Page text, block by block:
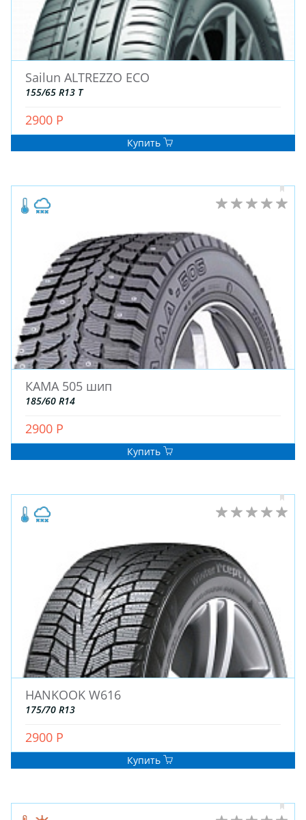
Sailun ALTREZZO ECO
155/65 R13 T
2900 Р
Купить
КАМА 505 шип
185/60 R14
2900 Р
Купить
HANKOOK W616
175/70 R13
2900 Р
Купить